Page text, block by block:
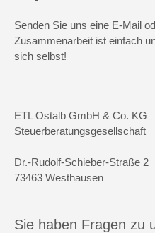
Senden Sie uns eine E-Mail
Zusammenarbeit ist einfach
sich selbst!
ETL Ostalb GmbH & Co. KG
Steuerberatungsgesellschaft
Dr.-Rudolf-Schieber-Straße 2
73463 Westhausen
Sie haben Fragen zu